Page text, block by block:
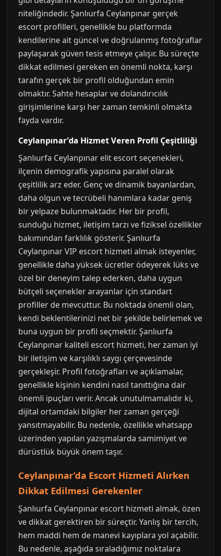
niteliğindedir. Şanlıurfa Ceylanpınar gerçek
escort profilleri, genellikle bu platformda
kendilerine ait güncel ve doğrulanmış fotoğraflar
paylaşarak güven tesis etmeye çalışır. Bu süreçte
dikkat edilmesi gereken en önemli nokta, karşı
tarafın gerçek bir profil olduğundan emin
olmaktır. Sahte hesaplar ve dolandırıcılık
girişimlerine karşı her zaman temkinli olmakta
fayda vardır.
Ceylanpınar’da Hizmet Veren Profil Çeşitliliği
Şanlıurfa Ceylanpınar elit escort seçenekleri,
ilçenin demografik yapısına paralel olarak
çeşitlilik arz eder. Genç ve dinamik bayanlardan,
daha olgun ve tecrübeli hanımlara kadar geniş
bir yelpaze bulunmaktadır. Her bir profil,
sunduğu hizmet, iletişim tarzı ve fiziksel özellikler
bakımından farklılık gösterir. Şanlıurfa
Ceylanpınar VIP escort hizmeti almak isteyenler,
genellikle daha yüksek ücretler ödeyerek lüks ve
özel bir deneyim talep ederken, daha uygun
bütçeli seçenekler arayanlar için standart
profiller de mevcuttur. Bu noktada önemli olan,
kendi beklentilerinizi net bir şekilde belirlemek ve
buna uygun bir profil seçmektir. Şanlıurfa
Ceylanpınar kaliteli escort hizmeti, her zaman iyi
bir iletişim ve karşılıklı saygı çerçevesinde
gerçekleşir. Profil fotoğrafları ve açıklamalar,
genellikle kişinin kendini nasıl tanıttığına dair
önemli ipuçları verir. Ancak unutulmamalıdır ki,
dijital ortamdaki bilgiler her zaman gerçeği
yansıtmayabilir. Bu nedenle, özellikle whatsapp
üzerinden yapılan yazışmalarda samimiyet ve
dürüstlük büyük önem taşır.
Ceylanpınar’da Escort Hizmeti Alırken
Dikkat Edilmesi Gerekenler
Şanlıurfa Ceylanpınar escort hizmeti almak, özen
ve dikkat gerektiren bir süreçtir. Yanlış bir tercih,
hem maddi hem de manevi kayıplara yol açabilir.
Bu nedenle, aşağıda sıraladığımız noktalara